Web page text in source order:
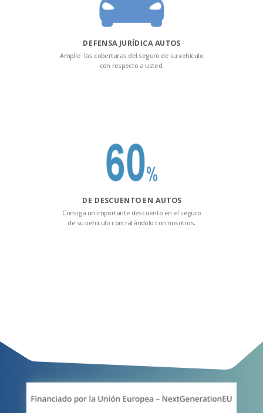
DEFENSA JURÍDICA AUTOS
Amplíe las coberturas del seguro de su vehículo
con respecto a usted.
DE DESCUENTO EN AUTOS
Consiga un importante descuento en el seguro
de su vehículo contratándolo con nosotros.